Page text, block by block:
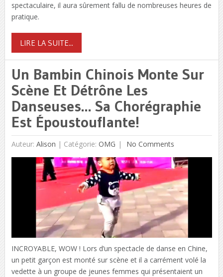
spectaculaire, il aura sûrement fallu de nombreuses heures de
pratique.
LIRE LA SUITE...
Un Bambin Chinois Monte Sur
Scène Et Détrône Les
Danseuses… Sa Chorégraphie
Est Époustouflante!
Auteur: Alison | Catégorie: OMG No Comments
INCROYABLE, WOW ! Lors d’un spectacle de danse en Chine,
un petit garçon est monté sur scène et il a carrément volé la
vedette à un groupe de jeunes femmes qui présentaient un